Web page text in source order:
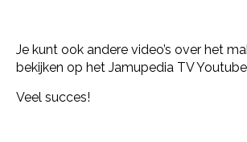
Je kunt ook andere video’s over het
bekijken op het Jamupedia TV
Veel succes!